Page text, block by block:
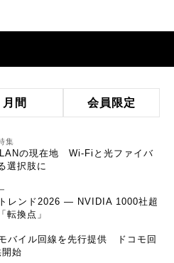
月間 会員限定
集
の現在地 Wi-Fiと光ファイバ
選択肢に
レンド2026 ― NVIDIA 1000社超
転換点」
バイル回線を先行提供 ドコモ回
始